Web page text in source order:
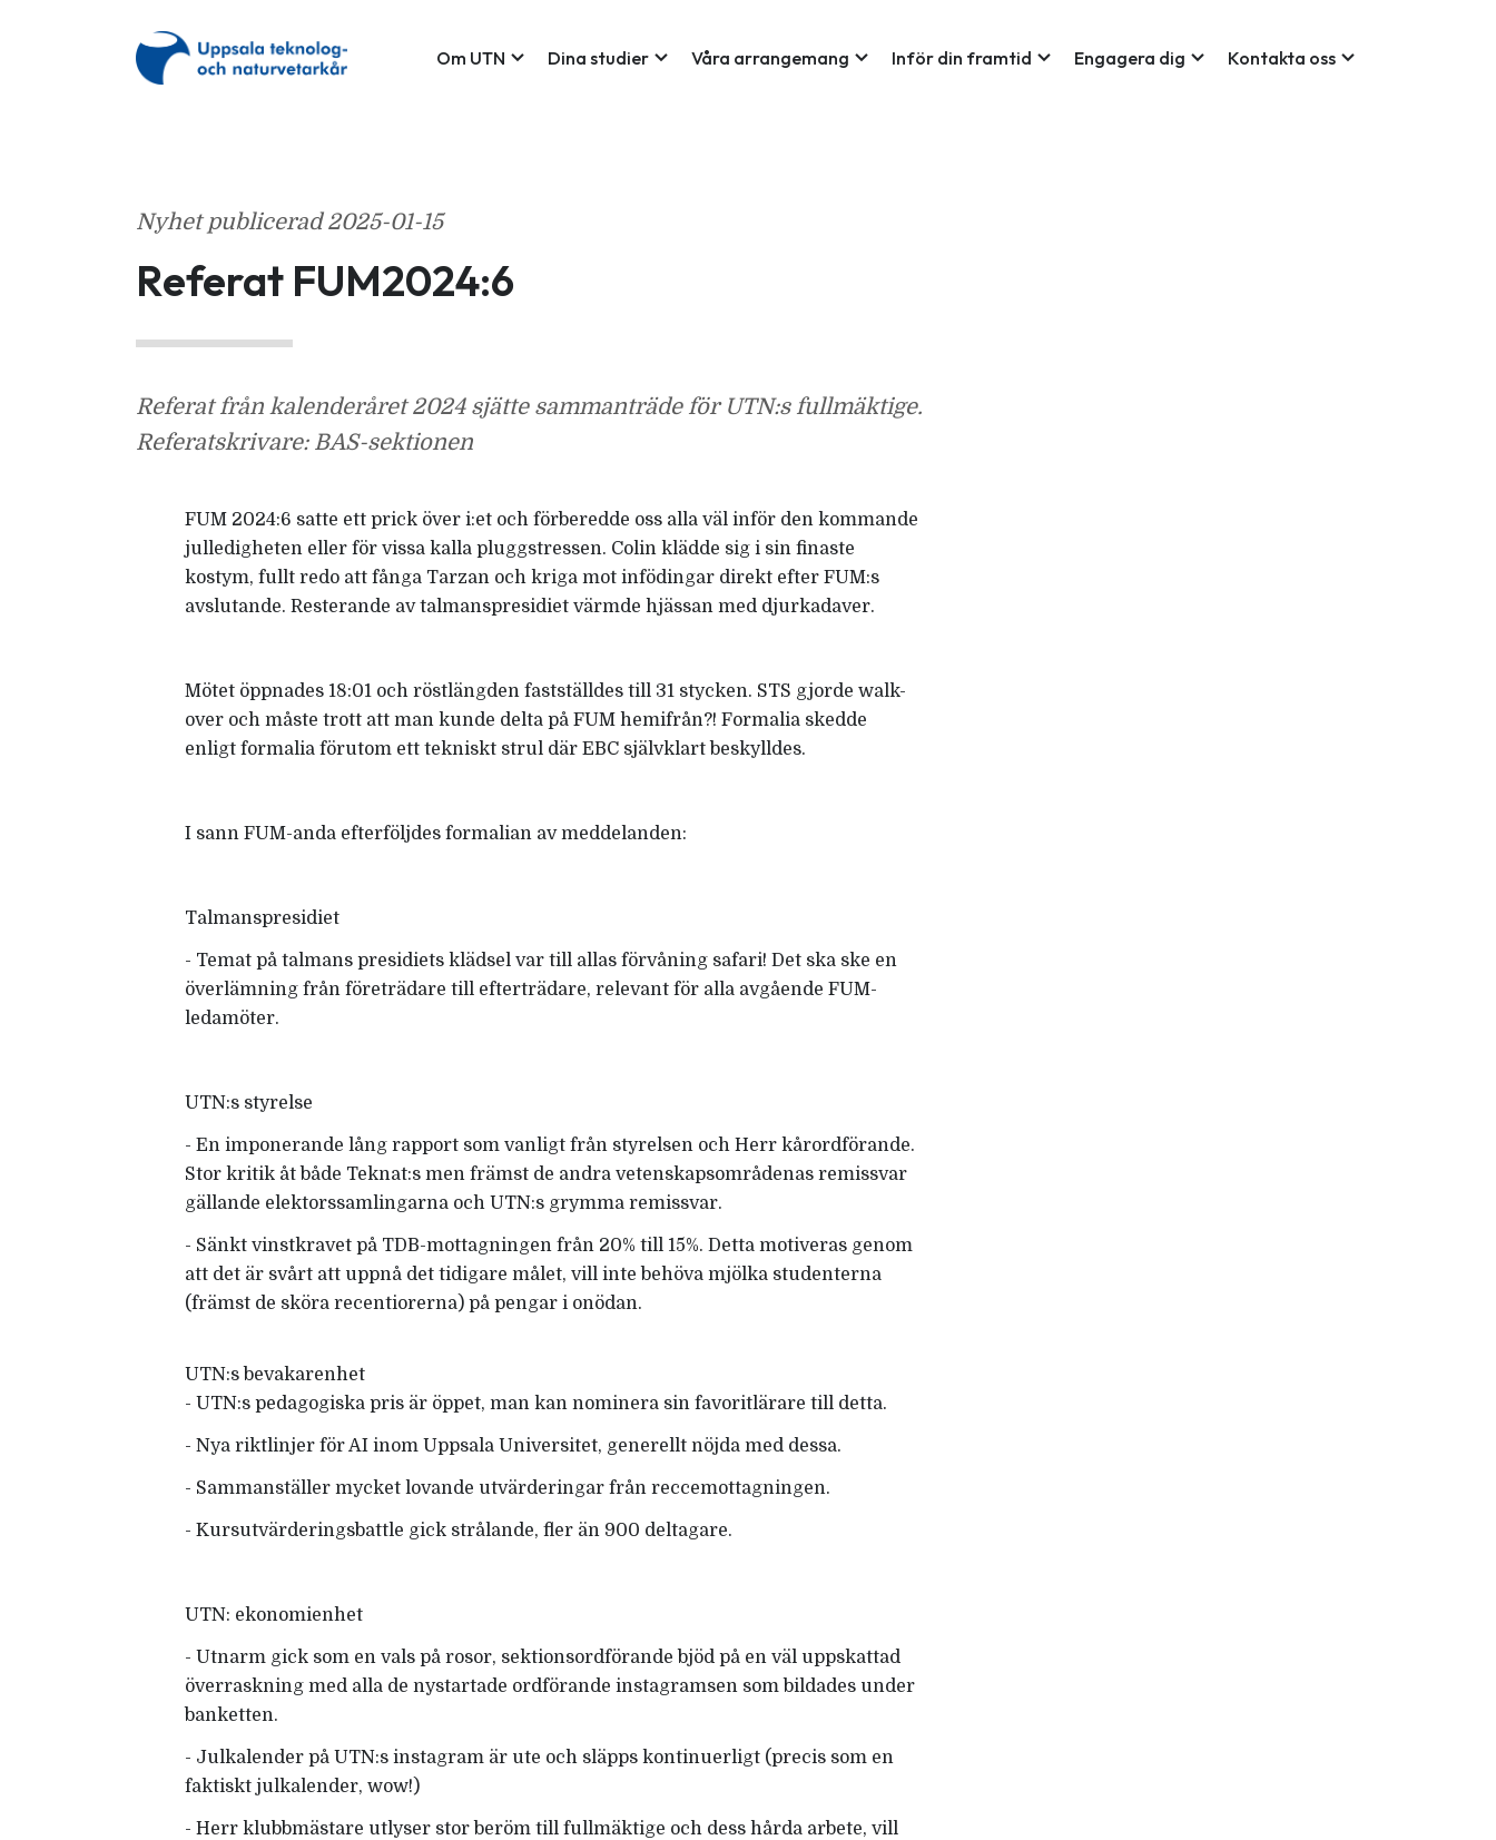
Om UTN expand_more Dina studier expand_more Våra arrangemang expand_more Inför din framtid expand_more Engagera dig expand_more Kontakta oss expand_more
Nyhet publicerad 2025-01-15
Referat FUM2024:6
Referat från kalenderåret 2024 sjätte sammanträde för UTN:s fullmäktige.
Referatskrivare: BAS-sektionen
FUM 2024:6 satte ett prick över i:et och förberedde oss alla väl inför den kommande
julledigheten eller för vissa kalla pluggstressen. Colin klädde sig i sin finaste
kostym, fullt redo att fånga Tarzan och kriga mot infödingar direkt efter FUM:s
avslutande. Resterande av talmanspresidiet värmde hjässan med djurkadaver.
Mötet öppnades 18:01 och röstlängden fastställdes till 31 stycken. STS gjorde walk-
over och måste trott att man kunde delta på FUM hemifrån?! Formalia skedde
enligt formalia förutom ett tekniskt strul där EBC självklart beskylldes.
I sann FUM-anda efterföljdes formalian av meddelanden:
Talmanspresidiet
- Temat på talmans presidiets klädsel var till allas förvåning safari! Det ska ske en
överlämning från företrädare till efterträdare, relevant för alla avgående FUM-
ledamöter.
UTN:s styrelse
- En imponerande lång rapport som vanligt från styrelsen och Herr kårordförande.
Stor kritik åt både Teknat:s men främst de andra vetenskapsområdenas remissvar
gällande elektorssamlingarna och UTN:s grymma remissvar.
- Sänkt vinstkravet på TDB-mottagningen från 20% till 15%. Detta motiveras genom
att det är svårt att uppnå det tidigare målet, vill inte behöva mjölka studenterna
(främst de sköra recentiorerna) på pengar i onödan.
UTN:s bevakarenhet
- UTN:s pedagogiska pris är öppet, man kan nominera sin favoritlärare till detta.
- Nya riktlinjer för AI inom Uppsala Universitet, generellt nöjda med dessa.
- Sammanställer mycket lovande utvärderingar från reccemottagningen.
- Kursutvärderingsbattle gick strålande, fler än 900 deltagare.
UTN: ekonomienhet
- Utnarm gick som en vals på rosor, sektionsordförande bjöd på en väl uppskattad
överraskning med alla de nystartade ordförande instagramsen som bildades under
banketten.
- Julkalender på UTN:s instagram är ute och släpps kontinuerligt (precis som en
faktiskt julkalender, wow!)
- Herr klubbmästare utlyser stor beröm till fullmäktige och dess hårda arbete, vill